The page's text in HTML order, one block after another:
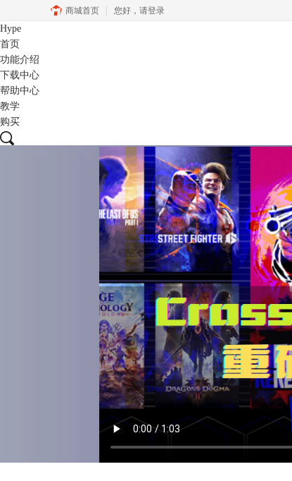
商城首页 您好， 请登录
Hype
首页
功能介绍
下载中心
帮助中心
教学
购买